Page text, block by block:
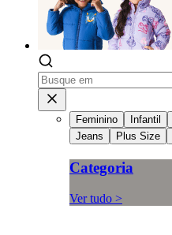
Feminino Infantil
Jeans
Plus Size
Categoria
Ver tudo >